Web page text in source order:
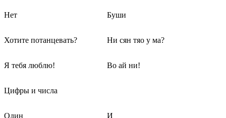
Нет Буши
Хотите потанцевать? Ни сян тяо у ма?
Я тебя люблю! Во ай ни!
Цифры и числа
Один И